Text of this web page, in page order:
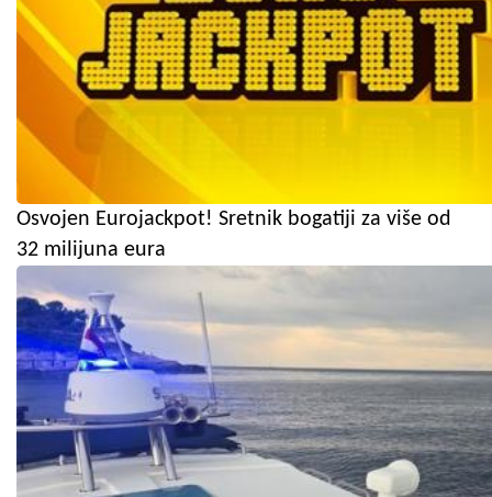
Osvojen Eurojackpot! Sretnik bogatiji za više od
32 milijuna eura